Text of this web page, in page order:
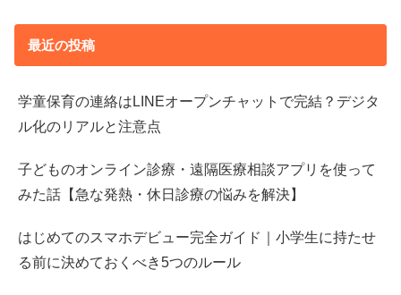
最近の投稿
学童保育の連絡はLINEオープンチャットで完結？デジタ
ル化のリアルと注意点
子どものオンライン診療・遠隔医療相談アプリを使って
みた話【急な発熱・休日診療の悩みを解決】
はじめてのスマホデビュー完全ガイド｜小学生に持たせ
る前に決めておくべき5つのルール